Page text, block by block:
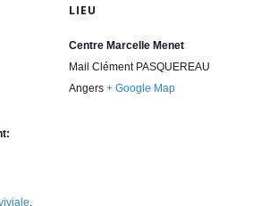
,
LIEU
Centre Marcelle Menet
Mail Clément PASQUEREAU
Angers + Google Map